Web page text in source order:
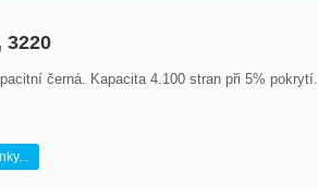
3220
černá. Kapacita 4.100 stran při 5% pokrytí.